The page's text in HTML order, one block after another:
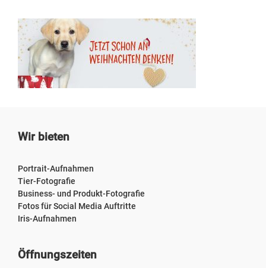
Wir bieten
Portrait-Aufnahmen
Tier-Fotografie
Business- und Produkt-Fotografie
Fotos für Social Media Auftritte
Iris-Aufnahmen
Öffnungszeiten